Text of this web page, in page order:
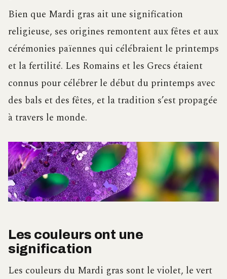
Bien que Mardi gras ait une signification
religieuse, ses origines remontent aux fêtes et aux
cérémonies païennes qui célébraient le printemps
et la fertilité. Les Romains et les Grecs étaient
connus pour célébrer le début du printemps avec
des bals et des fêtes, et la tradition s’est propagée
à travers le monde.
Les couleurs ont une
signification
Les couleurs du Mardi gras sont le violet, le vert